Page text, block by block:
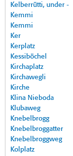
Kelberrütti, under -
Kemmi
Kemmi
Ker
Kerplatz
Kessiböchel
Kirchaplatz
Kirchawegli
Kirche
Klina Nieboda
Klubaweg
Knebelbrogg
Knebelbroggatter
Knebelbroggweg
Kolplatz